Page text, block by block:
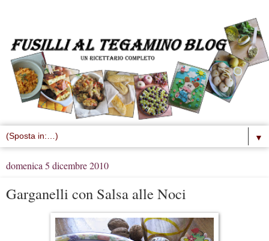
▼
domenica 5 dicembre 2010
Garganelli con Salsa alle Noci